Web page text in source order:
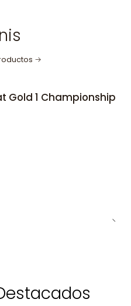
Gold 1 Championship